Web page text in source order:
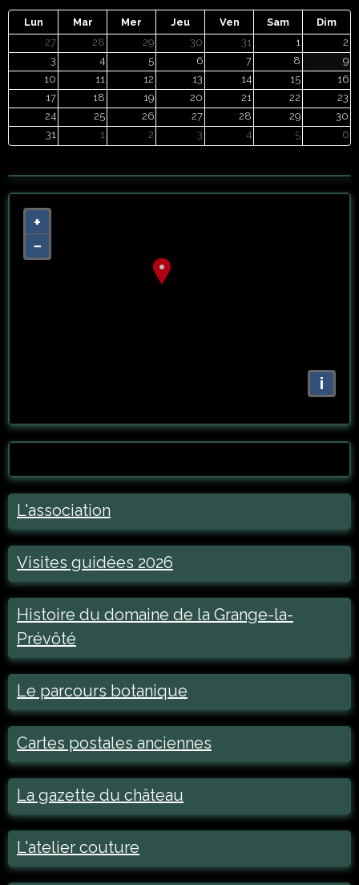
Lun Mar Mer Jeu Ven Sam
Dim
27
28 29 30 31 1
2
3
4 5 6 7 8
9
10
11 12 13 14 15
16
17
18 19 20 21 22
23
24
25 26 27 28 29
30
31
1 2 3 4 5 6
+
−
i
L'association
Visites guidées 2026
Histoire du domaine de la Grange-la-
Prévôté
Le parcours botanique
Cartes postales anciennes
La gazette du château
L'atelier couture